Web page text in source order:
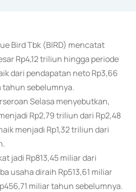
Bird Tbk (BIRD) mencatat
Rp4,12 triliun hingga periode
dari pendapatan neto Rp3,66
sebelumnya.
Selasa menyebutkan,
Rp2,79 triliun dari Rp2,48
menjadi Rp1,32 triliun dari
jadi Rp813,45 miliar dari
usaha diraih Rp513,61 miliar
miliar tahun sebelumnya.